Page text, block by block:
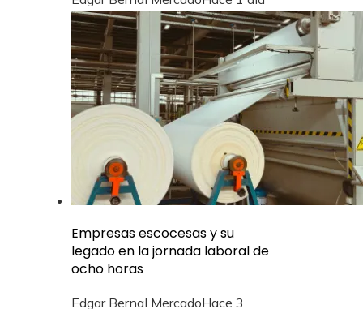
Empresas escocesas y su
legado en la jornada laboral de
ocho horas
Edgar Bernal MercadoHace 3